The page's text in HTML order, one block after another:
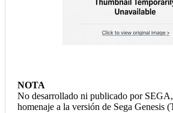
NOTA
No desarrollado ni publicado por SEGA,
homenaje a la versión de Sega Genesis